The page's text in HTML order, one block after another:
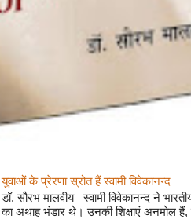
युवाओं के प्रेरणा स्रोत हैं स्वामी विवेकानन्द
डॉ. सौरभ मालवीय स्वामी विवेकानन्द ने
का अथाह भंडार थे। उनकी शिक्षाएं अनमोल हैं,